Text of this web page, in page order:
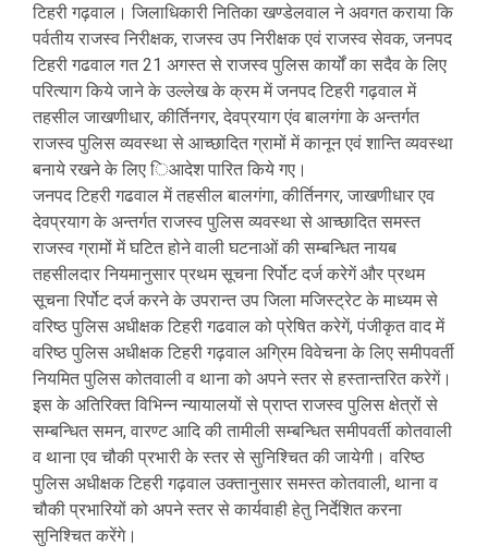
टिहरी गढ़वाल। जिलाधिकारी नितिका खण्डेलवाल ने अवगत कराया कि
पर्वतीय राजस्व निरीक्षक, राजस्व उप निरीक्षक एवं राजस्व सेवक, जनपद
टिहरी गढवाल गत 21 अगस्त से राजस्व पुलिस कार्यों का सदैव के लिए
परित्याग किये जाने के उल्लेख के क्रम में जनपद टिहरी गढ़वाल में
तहसील जाखणीधार, कीर्तिनगर, देवप्रयाग एंव बालगंगा के अन्तर्गत
राजस्व पुलिस व्यवस्था से आच्छादित ग्रामों में कानून एवं शान्ति व्यवस्था
बनाये रखने के लिए िआदेश पारित किये गए।
जनपद टिहरी गढवाल में तहसील बालगंगा, कीर्तिनगर, जाखणीधार एव
देवप्रयाग के अन्तर्गत राजस्व पुलिस व्यवस्था से आच्छादित समस्त
राजस्व ग्रामों में घटित होने वाली घटनाओं की सम्बन्धित नायब
तहसीलदार नियमानुसार प्रथम सूचना रिर्पोट दर्ज करेगें और प्रथम
सूचना रिर्पोट दर्ज करने के उपरान्त उप जिला मजिस्ट्रेट के माध्यम से
वरिष्ठ पुलिस अधीक्षक टिहरी गढवाल को प्रेषित करेगें, पंजीकृत वाद में
वरिष्ठ पुलिस अधीक्षक टिहरी गढ़वाल अग्रिम विवेचना के लिए समीपवर्ती
नियमित पुलिस कोतवाली व थाना को अपने स्तर से हस्तान्तरित करेगें।
इस के अतिरिक्त विभिन्न न्यायालयों से प्राप्त राजस्व पुलिस क्षेत्रों से
सम्बन्धित समन, वारण्ट आदि की तामीली सम्बन्धित समीपवर्ती कोतवाली
व थाना एव चौकी प्रभारी के स्तर से सुनिश्चित की जायेगी। वरिष्ठ
पुलिस अधीक्षक टिहरी गढ़वाल उक्तानुसार समस्त कोतवाली, थाना व
चौकी प्रभारियों को अपने स्तर से कार्यवाही हेतु निर्देशित करना
सुनिश्चित करेंगे।